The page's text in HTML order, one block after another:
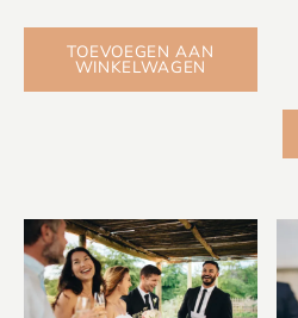
TOEVOEGEN AAN
WINKELWAGEN